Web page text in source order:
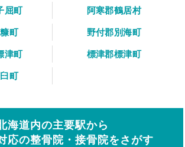
屈町
阿寒郡鶴居村
町
野付郡別海町
津町
標津郡標津町
町
海道内の主要駅から
応の整骨院・接骨院をさがす